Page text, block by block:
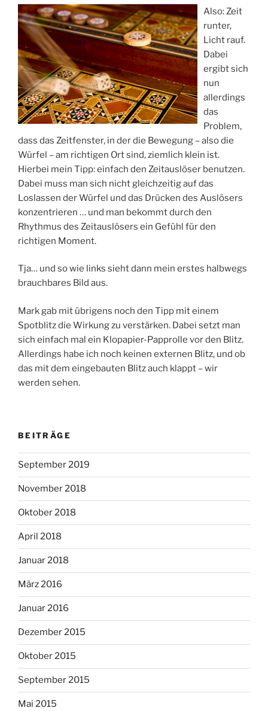
Also: Zeit
runter,
Licht rauf.
Dabei
ergibt sich
nun
allerdings
das
Problem,
dass das Zeitfenster, in der die Bewegung – also die
Würfel – am richtigen Ort sind, ziemlich klein ist.
Hierbei mein Tipp: einfach den Zeitauslöser benutzen.
Dabei muss man sich nicht gleichzeitig auf das
Loslassen der Würfel und das Drücken des Auslösers
konzentrieren … und man bekommt durch den
Rhythmus des Zeitauslösers ein Gefühl für den
richtigen Moment.
Tja… und so wie links sieht dann mein erstes halbwegs
brauchbares Bild aus.
Mark gab mit übrigens noch den Tipp mit einem
Spotblitz die Wirkung zu verstärken. Dabei setzt man
sich einfach mal ein Klopapier-Papprolle vor den Blitz.
Allerdings habe ich noch keinen externen Blitz, und ob
das mit dem eingebauten Blitz auch klappt – wir
werden sehen.
BEITRÄGE
September 2019
November 2018
Oktober 2018
April 2018
Januar 2018
März 2016
Januar 2016
Dezember 2015
Oktober 2015
September 2015
Mai 2015